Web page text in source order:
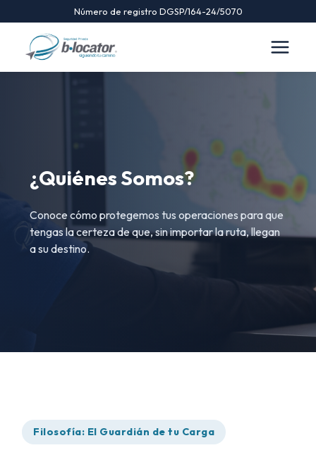
Número de registro DGSP/164-24/5070
¿Quiénes Somos?
Conoce cómo protegemos tus operaciones para que
tengas la certeza de que, sin importar la ruta, llegan
a su destino.
Filosofía: El Guardián de tu Carga